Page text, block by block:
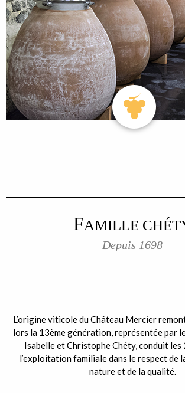
LES VINS ET
FAMILLE
Depuis 1698
L’origine viticole du Château Mercier
lors la 13ème génération, représentée par
Isabelle et Christophe Chéty, conduit les
l’exploitation familiale dans le respect de
nature et de la qualité.